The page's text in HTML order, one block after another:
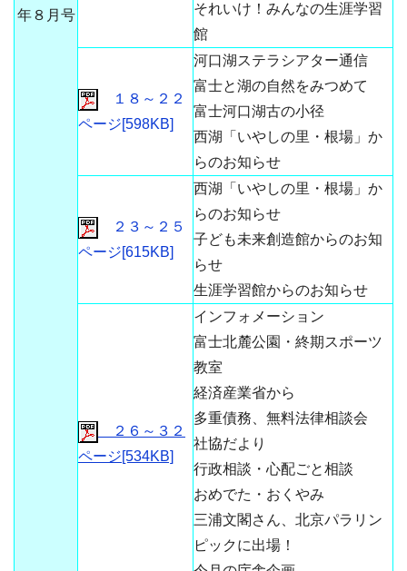
年８月号
それいけ！みんなの生涯学習
館
１８～２２
ページ[598KB]
河口湖ステラシアター通信
富士と湖の自然をみつめて
富士河口湖古の小径
西湖「いやしの里・根場」か
らのお知らせ
２３～２５
ページ[615KB]
西湖「いやしの里・根場」か
らのお知らせ
子ども未来創造館からのお知
らせ
生涯学習館からのお知らせ
２６～３２
ページ[534KB]
インフォメーション
富士北麓公園・終期スポーツ
教室
経済産業省から
多重債務、無料法律相談会
社協だより
行政相談・心配ごと相談
おめでた・おくやみ
三浦文閣さん、北京パラリン
ピックに出場！